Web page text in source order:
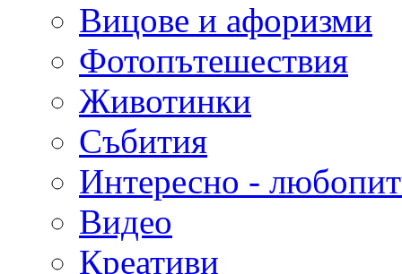
Вицове и афоризми
Фотопътешествия
Животинки
Събития
Интересно -
Видео
Креативи